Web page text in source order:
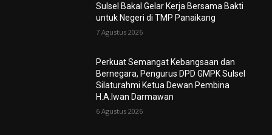
Sulsel Bakal Gelar Kerja Bersama Bakti
untuk Negeri di TMP Panaikang
7 Agustus 2026
Perkuat Semangat Kebangsaan dan
Bernegara, Pengurus DPD GMPK Sulsel
Silaturahmi Ketua Dewan Pembina
H.A.Iwan Darmawan
6 Agustus 2026